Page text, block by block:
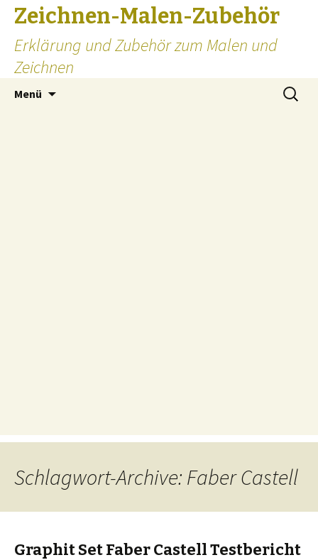
Zeichnen-Malen-Zubehör
Erklärung und Zubehör zum Malen und
Zeichnen
Menü
Suchen
nach:
Schlagwort-Archive: Faber Castell
Graphit Set Faber Castell Testbericht